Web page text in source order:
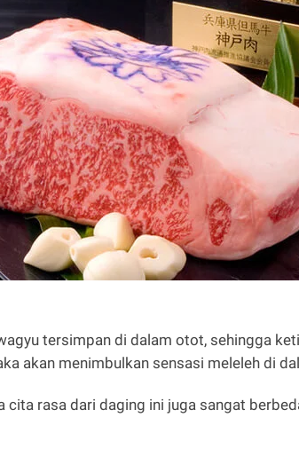
tersimpan di dalam otot, sehingga
akan menimbulkan sensasi meleleh di
cita rasa dari daging ini juga sangat